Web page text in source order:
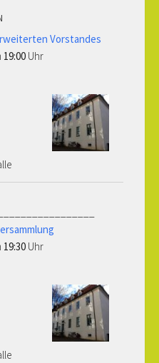
Vorstandes
19:00 Uhr
19:30 Uhr